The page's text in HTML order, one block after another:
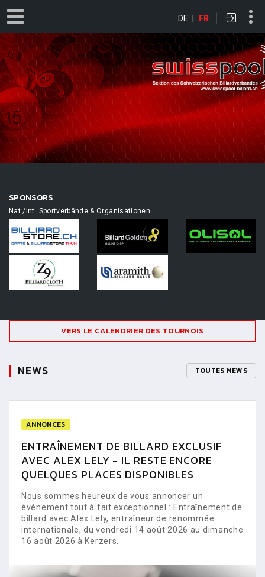
DE | FR
SPONSORS
Nat./Int. Sportverbände & Organisationen
VERS LE CALENDRIER DES TOURNOIS
NEWS TOUTES NEWS
ANNONCES
ENTRAÎNEMENT DE BILLARD EXCLUSIF
AVEC ALEX LELY - IL RESTE ENCORE
QUELQUES PLACES DISPONIBLES
Nous sommes heureux de vous annoncer un
événement tout à fait exceptionnel : Entraînement de
billard avec Alex Lely, entraîneur de renommée
internationale, du vendredi 14 août 2026 au dimanche
16 août 2026 à Kerzers.